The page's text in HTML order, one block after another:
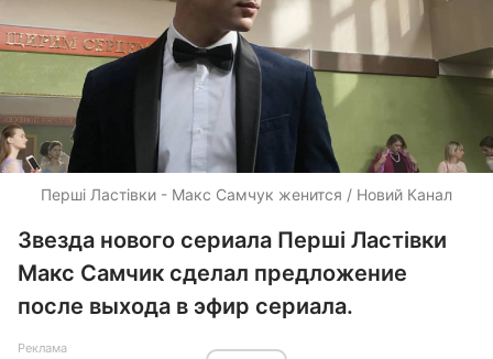
Перші Ластівки - Макс Самчук женится / Новий Канал
Звезда нового сериала Перші Ластівки
Макс Самчик сделал предложение
после выхода в эфир сериала.
Реклама